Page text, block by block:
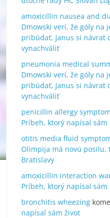
amoxicillin nausea and
Dmowski verí, že góly na
pribúdať, Janus si návrat
vynachváliť
pneumonia medical
Dmowski verí, že góly na
pribúdať, Janus si návrat
vynachváliť
penicillin allergy
Príbeh, ktorý napísal sám
otitis media fluid
Olimpija má novú posilu,
Bratislavy
amoxicillin interaction
Príbeh, ktorý napísal sám
bronchitis wheezing
napísal sám život